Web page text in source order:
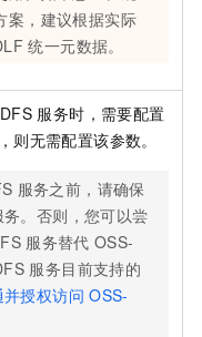
案，建议根据实际
统一元数据。
服务时，需要配置
则无需配置该参数。
服务之前，请确保
。否则，您可以尝
服务替代 OSS-
服务目前支持的
并授权访问 OSS-